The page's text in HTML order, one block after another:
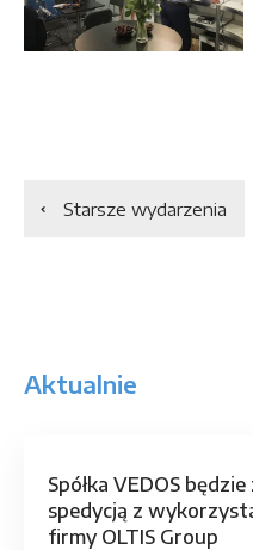
Starsze wydarzenia
Aktualnie
Spółka VEDOS
spedycją z
firmy OLTIS Group